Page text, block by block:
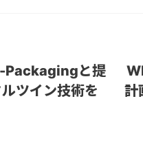
Packagingと提
ツイン技術を
計